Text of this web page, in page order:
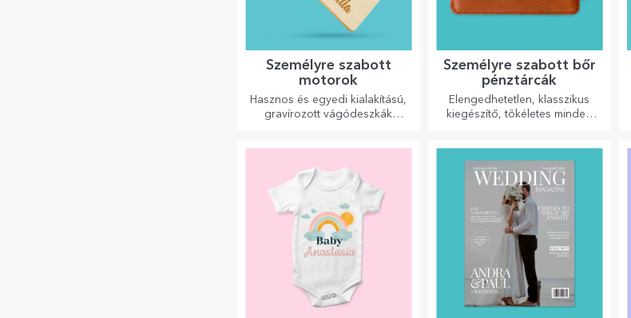
Személyre szabott
motorok
Hasznos és egyedi kialakítású,
gravírozott vágódeszkák
Személyre szabott bőr
pénztárcák
Elengedhetetlen, klasszikus
kiegészítő, tökéletes minden